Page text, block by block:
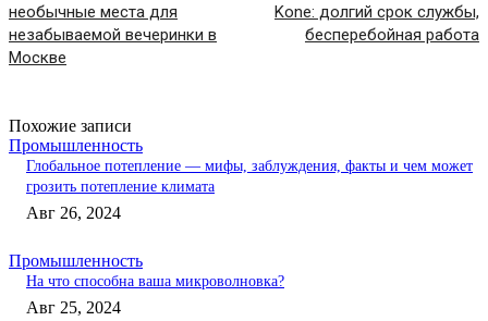
необычные места для
незабываемой вечеринки в
Москве
Kone: долгий срок службы,
бесперебойная работа
Похожие записи
Промышленность
Глобальное потепление — мифы, заблуждения, факты и чем может
грозить потепление климата
Авг 26, 2024
Промышленность
На что способна ваша микроволновка?
Авг 25, 2024